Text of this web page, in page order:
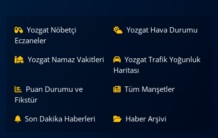
Yozgat Nöbetçi
Eczaneler
Yozgat Hava Durumu
Yozgat Namaz Vakitleri
Yozgat Trafik Yoğunluk
Haritası
Puan Durumu ve
Fikstür
Tüm Manşetler
Son Dakika Haberleri Haber Arşivi